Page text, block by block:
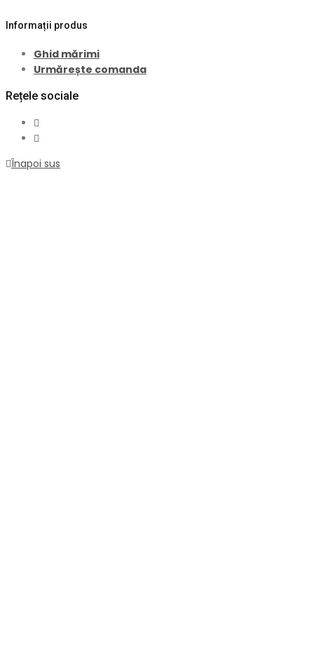
Informații produs
Ghid mărimi
Urmărește comanda
Rețele sociale
Înapoi sus